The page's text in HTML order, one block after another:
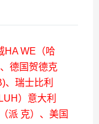
HA WE（哈
德国贺德克
、瑞士比利
）意大利
派 克）、美国